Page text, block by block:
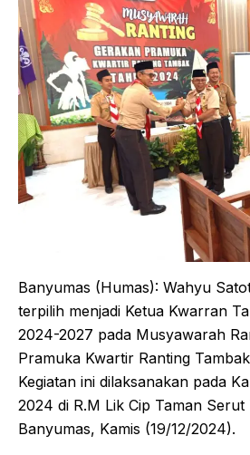
Banyumas (Humas): Wahyu
terpilih menjadi Ketua Kwarran
2024-2027 pada Musyawarah
Pramuka Kwartir Ranting
Kegiatan ini dilaksanakan pada
2024 di R.M Lik Cip Taman Serut
Banyumas, Kamis (19/12/2024).